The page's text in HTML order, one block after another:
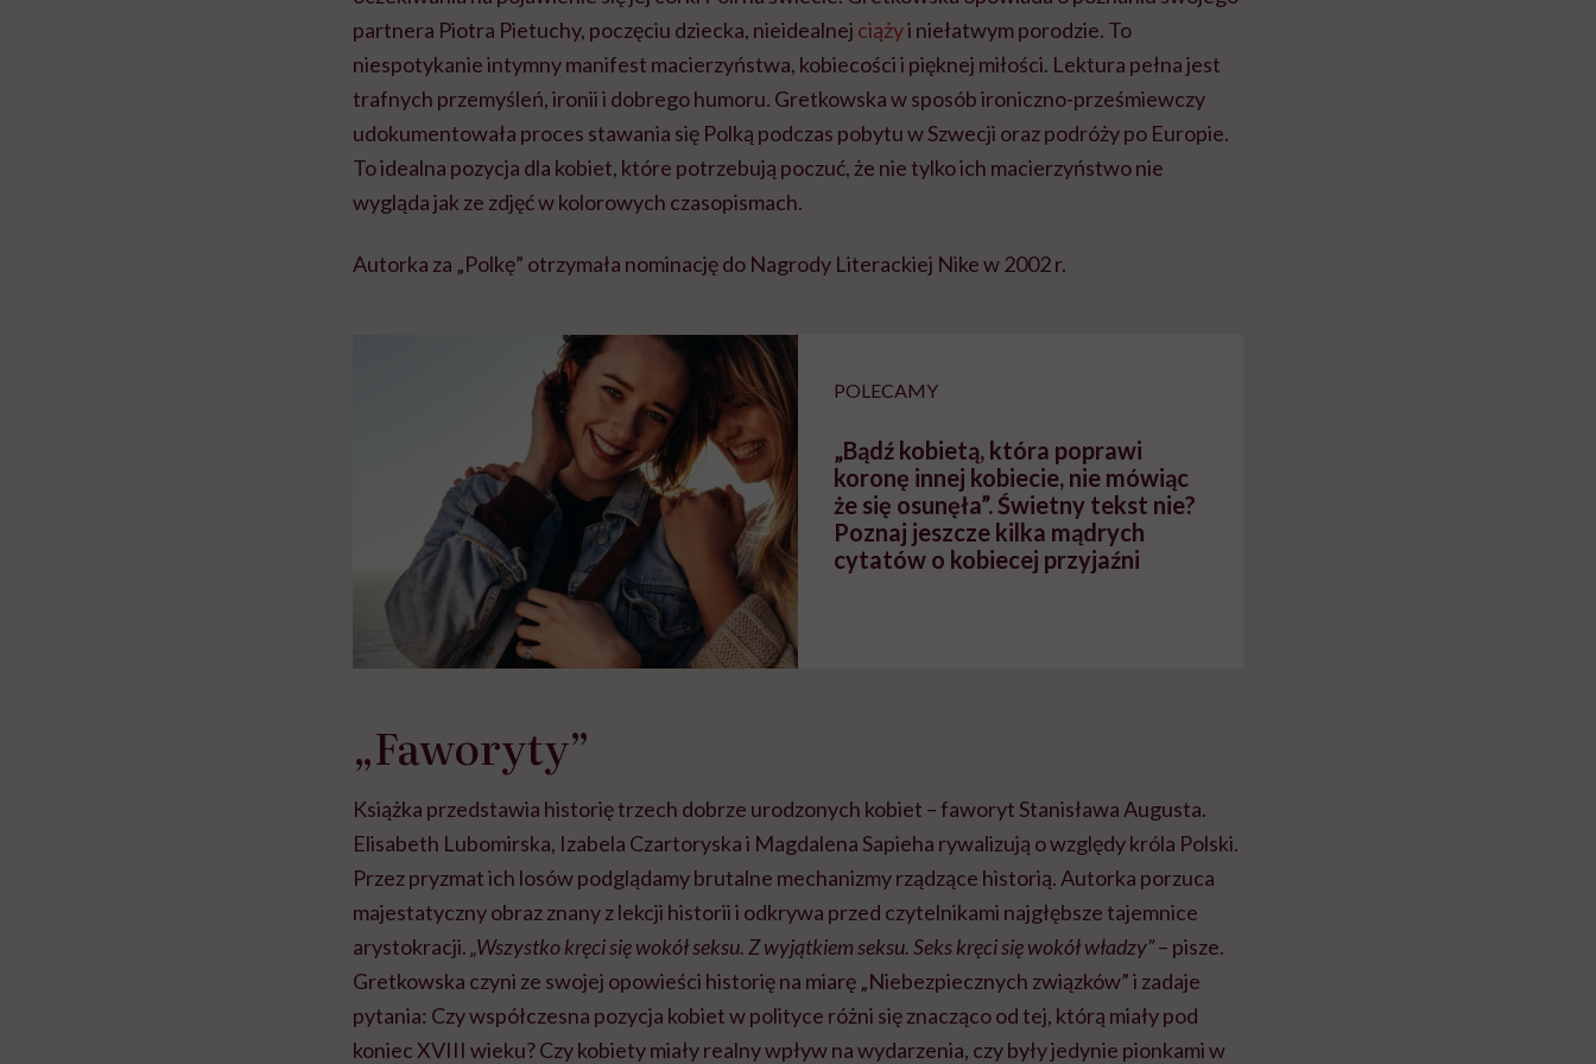
partnera Piotra Pietuchy, poczęciu dziecka, nieidealnej ciążyi niełatwym porodzie. To
niespotykanie intymny manifest macierzyństwa, kobiecości i pięknej miłości. Lektura pełna jest
trafnych przemyśleń, ironii i dobrego humoru. Gretkowska w sposób ironiczno-prześmiewczy
udokumentowała proces stawania się Polką podczas pobytu w Szwecji oraz podróży po Europie.
To idealna pozycja dla kobiet, które potrzebują poczuć, że nie tylko ich macierzyństwo nie
wygląda jak ze zdjęć w kolorowych czasopismach.
Autorka za „Polkę” otrzymała nominację do Nagrody Literackiej Nike w 2002 r.
POLECAMY
„Bądź kobietą, która poprawi
koronę innej kobiecie, nie mówiąc
że się osunęła”. Świetny tekst nie?
Poznaj jeszcze kilka mądrych
cytatów o kobiecej przyjaźni
„Faworyty”
Książka przedstawia historię trzech dobrze urodzonych kobiet – faworyt Stanisława Augusta.
Elisabeth Lubomirska, Izabela Czartoryska i Magdalena Sapieha rywalizują o względy króla Polski.
Przez pryzmat ich losów podglądamy brutalne mechanizmy rządzące historią. Autorka porzuca
majestatyczny obraz znany z lekcji historii i odkrywa przed czytelnikami najgłębsze tajemnice
arystokracji.„Wszystko kręci się wokół seksu. Z wyjątkiem seksu. Seks kręci się wokół władzy”– pisze.
Gretkowska czyni ze swojej opowieści historię na miarę „Niebezpiecznych związków” i zadaje
pytania: Czy współczesna pozycja kobiet w polityce różni się znacząco od tej, którą miały pod
koniec XVIII wieku? Czy kobiety miały realny wpływ na wydarzenia, czy były jedynie pionkami w